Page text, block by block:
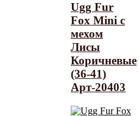
Ugg Fur
Fox Mini с
мехом
Лисы
Коричневые
(36-41)
Арт-20403